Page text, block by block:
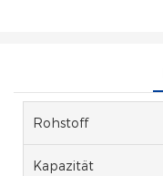
Rohstoff
Kapazität